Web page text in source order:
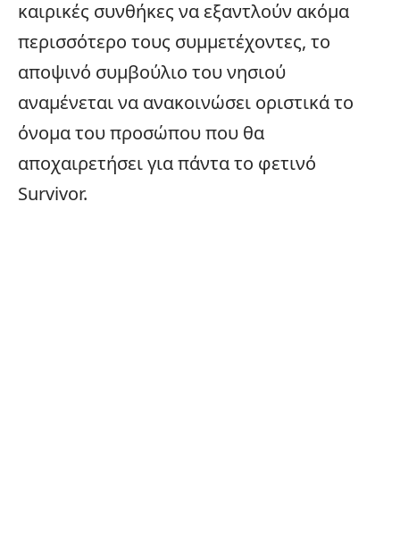
καιρικές συνθήκες να εξαντλούν ακόμα
περισσότερο τους συμμετέχοντες, το
αποψινό συμβούλιο του νησιού
αναμένεται να ανακοινώσει οριστικά το
όνομα του προσώπου που θα
αποχαιρετήσει για πάντα το φετινό
Survivor.